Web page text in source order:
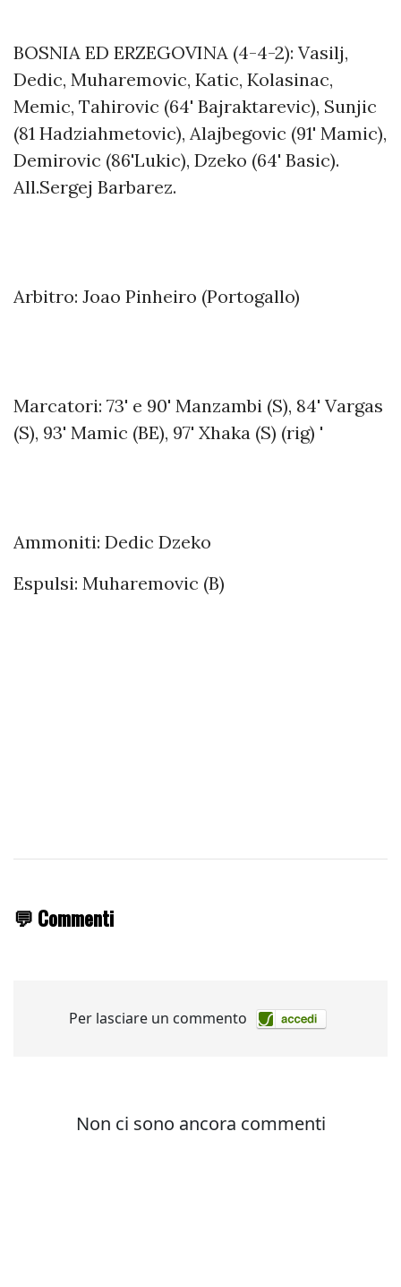
BOSNIA ED ERZEGOVINA (4-4-2): Vasilj,
Dedic, Muharemovic, Katic, Kolasinac,
Memic, Tahirovic (64' Bajraktarevic), Sunjic
(81 Hadziahmetovic), Alajbegovic (91' Mamic),
Demirovic (86'Lukic), Dzeko (64' Basic).
All.Sergej Barbarez.
Arbitro: Joao Pinheiro (Portogallo)
Marcatori: 73' e 90' Manzambi (S), 84' Vargas
(S), 93' Mamic (BE), 97' Xhaka (S) (rig) '
Ammoniti: Dedic Dzeko
Espulsi: Muharemovic (B)
💬 Commenti